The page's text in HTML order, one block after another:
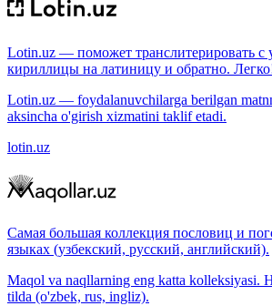
Lotin.uz — поможет транслитерировать с
кириллицы на латиницу и обратно.
Lotin.uz — foydalanuvchilarga berilgan
aksincha o'girish xizmatini taklif etadi.
lotin.uz
Самая большая коллекция пословиц и
языках (узбекский, русский, английский).
Maqol va naqllarning eng katta kolleksiyasi.
tilda (o'zbek, rus, ingliz).